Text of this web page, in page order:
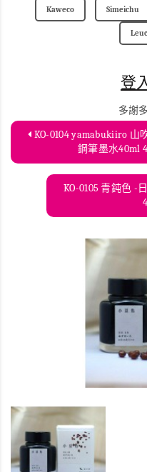
Kaweco Simeichu
登
多謝
KO-0104 yamabukiiro
鋼筆墨水40ml
KO-0105 青鈍色 -